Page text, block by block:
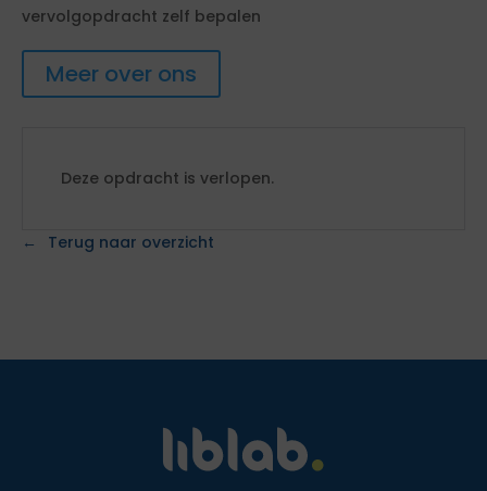
vervolgopdracht zelf bepalen
Meer over ons
Deze opdracht is verlopen.
Terug naar overzicht